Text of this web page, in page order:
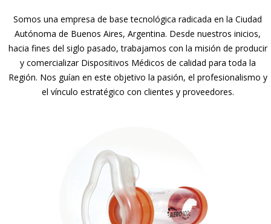
Somos una empresa de base tecnológica radicada en la Ciudad
Autónoma de Buenos Aires, Argentina. Desde nuestros inicios,
hacia fines del siglo pasado, trabajamos con la misión de producir
y comercializar Dispositivos Médicos de calidad para toda la
Región. Nos guían en este objetivo la pasión, el profesionalismo y
el vínculo estratégico con clientes y proveedores.